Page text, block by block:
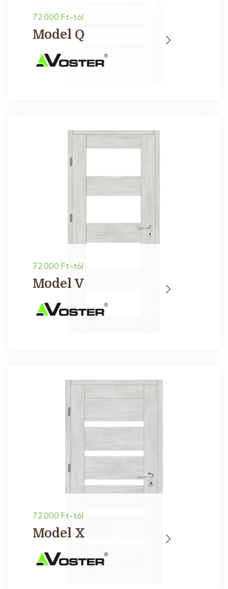
72.000 Ft-tól
Model Q
72.000 Ft-tól
Model V
72.000 Ft-tól
Model X